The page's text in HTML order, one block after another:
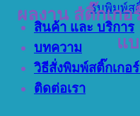
รับพิมพ์ส
สินค้า และ บริการ
บทความ
วิธีสั่งพิมพ์สติ๊กเกอ
ติดต่อเรา
ผลงาน สติ๊กเก
แ